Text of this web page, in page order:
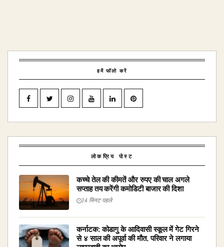
हमें फॉलो करें
लोकप्रिय पोस्ट
कच्चे तेल की कीमतें और रुपए की चाल अगले
सप्ताह तय करेंगी कमोडिटी बाजार की दिशा
14 मिनट पहले
कर्नाटक: कोडागु के आदिवासी स्कूल में गेट गिरने
से ४ साल की अपूर्वा की मौत, परिवार ने लगाया